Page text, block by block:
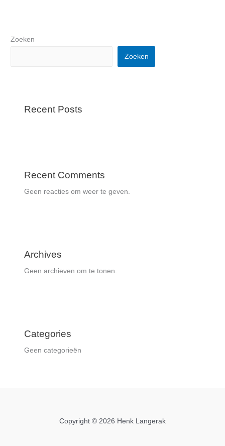
Zoeken
Zoeken
Recent Posts
Recent Comments
Geen reacties om weer te geven.
Archives
Geen archieven om te tonen.
Categories
Geen categorieën
Copyright © 2026 Henk Langerak